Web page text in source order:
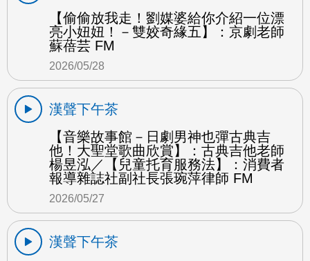
【偷偷放我走！劉媒婆給你介紹一位漂
亮小妞妞！－雙姣奇緣五】：京劇老師
蘇蓓芸 FM
2026/05/28
漢聲下午茶
【音樂故事館－日劇男神也彈古典吉
他！大聖堂歌曲欣賞】：古典吉他老師
楊昱泓／【兒童托育服務法】：消費者
報導雜誌社副社長張琬萍律師 FM
2026/05/27
漢聲下午茶